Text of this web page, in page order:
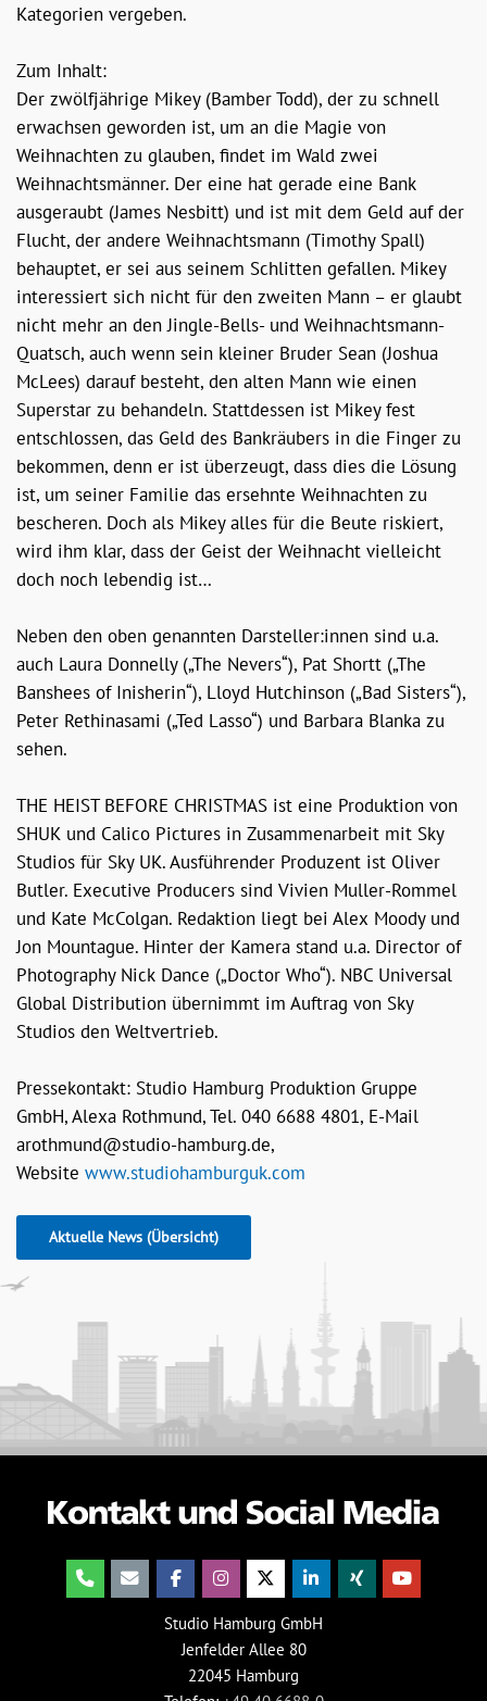
Kategorien vergeben.
Zum Inhalt:
Der zwölfjährige Mikey (Bamber Todd), der zu schnell
erwachsen geworden ist, um an die Magie von
Weihnachten zu glauben, findet im Wald zwei
Weihnachtsmänner. Der eine hat gerade eine Bank
ausgeraubt (James Nesbitt) und ist mit dem Geld auf der
Flucht, der andere Weihnachtsmann (Timothy Spall)
behauptet, er sei aus seinem Schlitten gefallen. Mikey
interessiert sich nicht für den zweiten Mann – er glaubt
nicht mehr an den Jingle-Bells- und Weihnachtsmann-
Quatsch, auch wenn sein kleiner Bruder Sean (Joshua
McLees) darauf besteht, den alten Mann wie einen
Superstar zu behandeln. Stattdessen ist Mikey fest
entschlossen, das Geld des Bankräubers in die Finger zu
bekommen, denn er ist überzeugt, dass dies die Lösung
ist, um seiner Familie das ersehnte Weihnachten zu
bescheren. Doch als Mikey alles für die Beute riskiert,
wird ihm klar, dass der Geist der Weihnacht vielleicht
doch noch lebendig ist…
Neben den oben genannten Darsteller:innen sind u.a.
auch Laura Donnelly („The Nevers“), Pat Shortt („The
Banshees of Inisherin“), Lloyd Hutchinson („Bad Sisters“),
Peter Rethinasami („Ted Lasso“) und Barbara Blanka zu
sehen.
THE HEIST BEFORE CHRISTMAS ist eine Produktion von
SHUK und Calico Pictures in Zusammenarbeit mit Sky
Studios für Sky UK. Ausführender Produzent ist Oliver
Butler. Executive Producers sind Vivien Muller-Rommel
und Kate McColgan. Redaktion liegt bei Alex Moody und
Jon Mountague. Hinter der Kamera stand u.a. Director of
Photography Nick Dance („Doctor Who“). NBC Universal
Global Distribution übernimmt im Auftrag von Sky
Studios den Weltvertrieb.
Pressekontakt: Studio Hamburg Produktion Gruppe
GmbH, Alexa Rothmund, Tel. 040 6688 4801, E-Mail
arothmund@studio-hamburg.de,
Website www.studiohamburguk.com
Aktuelle News (Übersicht)
Studio Hamburg GmbH
Jenfelder Allee 80
22045 Hamburg